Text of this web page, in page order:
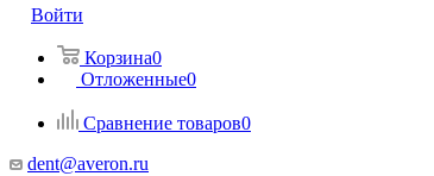
Войти
Корзина0
Отложенные0
Сравнение товаров0
dent@averon.ru